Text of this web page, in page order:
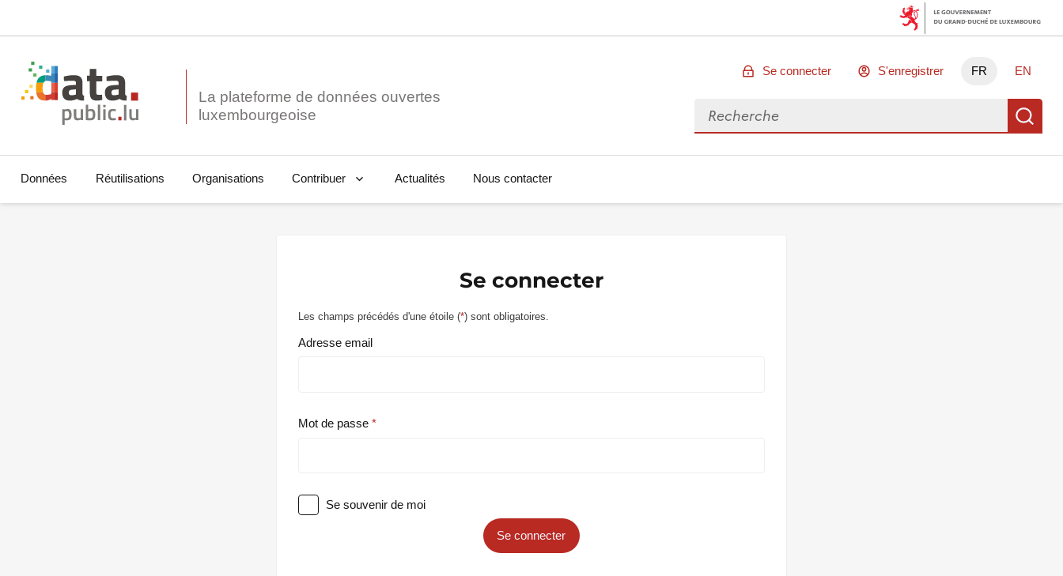
La plateforme de données ouvertes
Se connecter S'enregistrer FR EN
Rechercher des données
Données Réutilisations Organisations Contribuer Actualités Nous contacter
Se connecter
Les champs précédés d'une étoile (*) sont obligatoires.
Adresse email
Mot de passe
Se souvenir de moi
Se connecter